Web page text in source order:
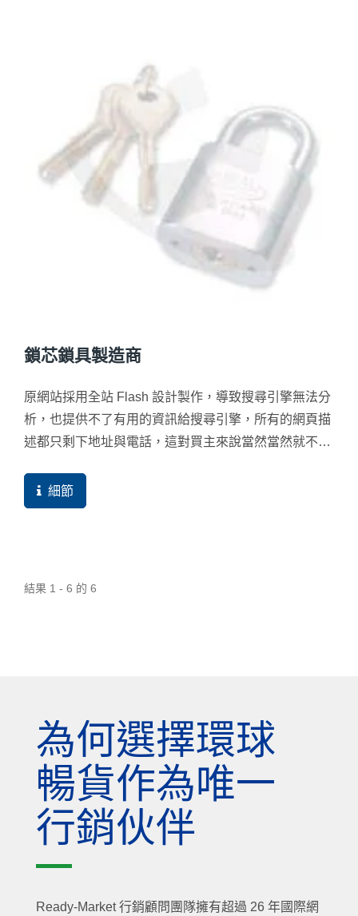
鎖芯鎖具製造商
原網站採用全站 Flash 設計製作，導致搜尋引擎無法分
析，也提供不了有用的資訊給搜尋引擎，所有的網頁描
述都只剩下地址與電話，這對買主來說當然當然就不會
多年的鎖具研發經驗，同時也有很棒的研發團隊與專
利，卻因不良的設計方式導致預期的國際網路行銷無法
細節
結果 1 - 6 的 6
為何選擇環球
暢貨作為唯一
行銷伙伴
Ready-Market 行銷顧問團隊擁有超過 26 年國際網